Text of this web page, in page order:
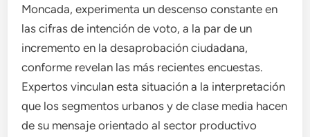
Moncada, experimenta un descenso constante en
las cifras de intención de voto, a la par de un
incremento en la desaprobación ciudadana,
conforme revelan las más recientes encuestas.
Expertos vinculan esta situación a la interpretación
que los segmentos urbanos y de clase media hacen
de su mensaje orientado al sector productivo